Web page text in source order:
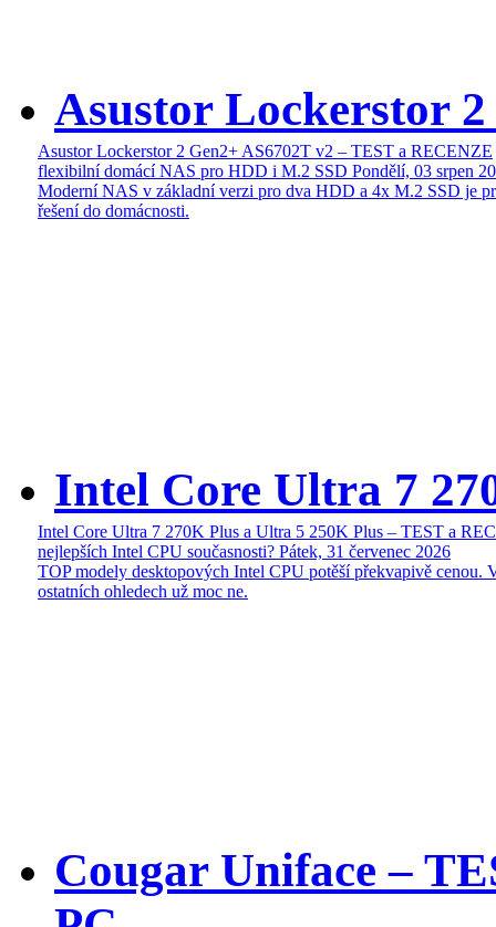
Asustor Lockerstor
Asustor Lockerstor 2 Gen2+ AS6702T v2 – TEST a RECENZE
flexibilní domácí NAS pro HDD i M.2 SSD Pondělí, 03 srpen
Moderní NAS v základní verzi pro dva HDD a 4x M.2 SSD je
řešení do domácnosti.
Intel Core Ultra 7
Intel Core Ultra 7 270K Plus a Ultra 5 250K Plus – TEST a
nejlepších Intel CPU současnosti? Pátek, 31 červenec 2026
TOP modely desktopových Intel CPU potěší překvapivě cenou.
ostatních ohledech už moc ne.
Cougar Uniface –